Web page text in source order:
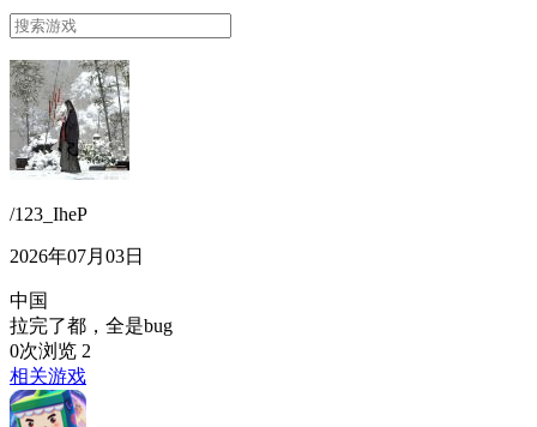
/123_IheP
2026年07月03日
中国
拉完了都，全是bug
0次浏览 2
相关游戏